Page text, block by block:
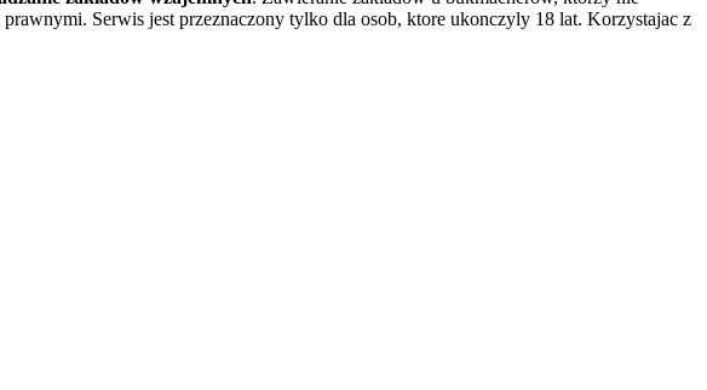
Serwis jest przeznaczony tylko dla osob, ktore ukonczyly 18 lat. Korzystajac z